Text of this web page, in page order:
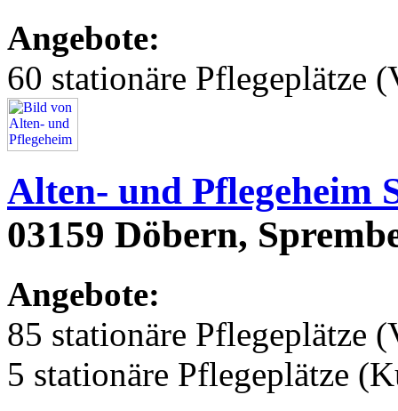
Angebote:
60 stationäre Pflegeplätze
Alten- und Pflegeheim
03159 Döbern,
Angebote:
85 stationäre Pflegeplätze
5 stationäre Pflegeplätze